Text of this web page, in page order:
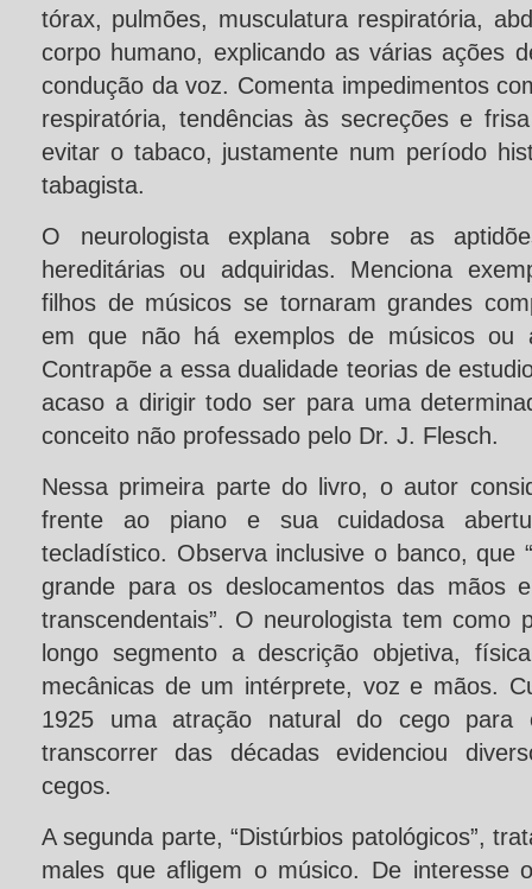
tórax, pulmões, musculatura respiratória,
corpo humano, explicando as várias ações
condução da voz. Comenta impedimentos
respiratória, tendências às secreções e
evitar o tabaco, justamente num período
tabagista.
O neurologista explana sobre as
hereditárias ou adquiridas. Menciona
filhos de músicos se tornaram grandes
em que não há exemplos de músicos ou
Contrapõe a essa dualidade teorias de
acaso a dirigir todo ser para uma
conceito não professado pelo Dr. J. Flesch.
Nessa primeira parte do livro, o autor
frente ao piano e sua cuidadosa
tecladístico. Observa inclusive o banco, que
grande para os deslocamentos das mãos
transcendentais”. O neurologista tem como
longo segmento a descrição objetiva,
mecânicas de um intérprete, voz e mãos.
1925 uma atração natural do cego para
transcorrer das décadas evidenciou
cegos.
A segunda parte, “Distúrbios patológicos”,
males que afligem o músico. De interesse